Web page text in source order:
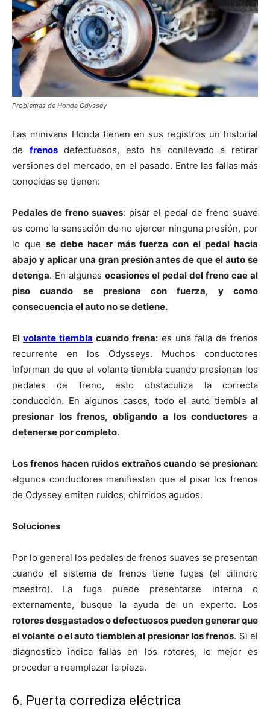
Problemas de Honda Odyssey
Las minivans Honda tienen en sus registros un historial
de frenosdefectuosos, esto ha conllevado a retirar
versiones del mercado, en el pasado. Entre las fallas más
conocidas se tienen:
Pedales de freno suaves: pisar el pedal de freno suave
es como la sensación de no ejercer ninguna presión, por
lo que se debe hacer más fuerza con el pedal hacia
abajo y aplicar una gran presión antes de que el auto se
detenga. En algunas ocasiones el pedal del freno cae al
piso cuando se presiona con fuerza, y como
consecuencia el auto no se detiene.
Elvolante tiembla cuando frena: es una falla de frenos
recurrente en los Odysseys. Muchos conductores
informan de que el volante tiembla cuando presionan los
pedales de freno, esto obstaculiza la correcta
conducción. En algunos casos, todo el auto tiembla al
presionar los frenos, obligando a los conductores a
detenerse por completo.
Los frenos hacen ruidos extraños cuando se presionan:
algunos conductores manifiestan que al pisar los frenos
de Odyssey emiten ruidos, chirridos agudos.
Soluciones
Por lo general los pedales de frenos suaves se presentan
cuando el sistema de frenos tiene fugas (el cilindro
maestro). La fuga puede presentarse interna o
externamente, busque la ayuda de un experto. Los
rotores desgastados o defectuosos pueden generar que
el volante o el auto tiemblen al presionar los frenos. Si el
diagnostico indica fallas en los rotores, lo mejor es
proceder a reemplazar la pieza.
6. Puerta corrediza eléctrica